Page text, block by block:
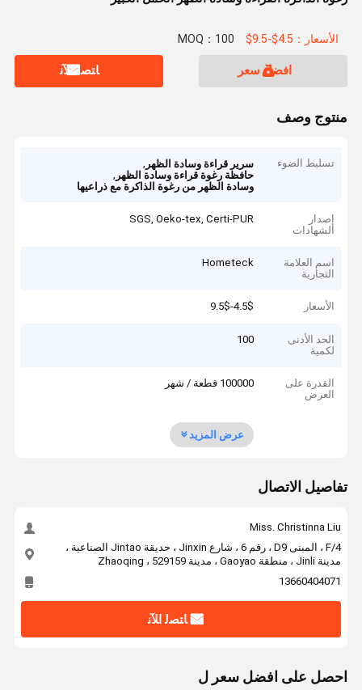
الأسعار：4.5$-9.5$ MOQ：100
افضل سعر ﺎﺘﺼﻟ ﺍﻶﻧ
منتوج وصف
تسليط الضوء سرير قراءة وسادة الظهر ,
حافظة رغوة قراءة وسادة الظهر ,
وسادة الظهر من رغوة الذاكرة مع ذراعيها
إصدار
الشهادات
SGS, Oeko-tex, Certi-PUR
اسم العلامة
التجارية
Hometeck
الأسعار 4.5$-9.5$
الحد الأدنى
لكمية
100
القدرة على
العرض
100000 قطعة / شهر
عرض المزيد
تفاصيل الاتصال
Miss. Christinna Liu
4/F ، المبنى D9 ، رقم 6 ، شارع Jinxin ، حديقة Jintao الصناعية ،
مدينة Jinli ، منطقة Gaoyao ، مدينة Zhaoqing ، 529159
13660404071
ﺎﺘﺼﻟ ﺍﻶﻧ
احصل على افضل سعر ل